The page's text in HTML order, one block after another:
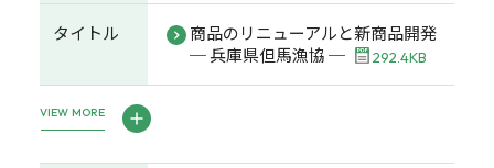
タイトル
商品のリニューアルと新商品開発
─ 兵庫県但馬漁協 ─
292.4KB
VIEW MORE